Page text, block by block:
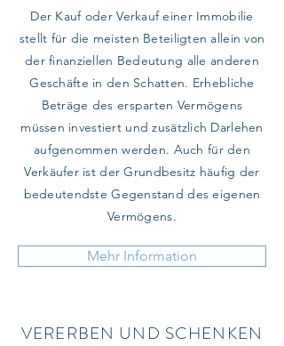
VERERBEN UND SCHENKEN
Der Kauf oder Verkauf einer Immobilie
stellt für die meisten Beteiligten allein von
der finanziellen Bedeutung alle anderen
Geschäfte in den Schatten. Erhebliche
Beträge des ersparten Vermögens
müssen investiert und zusätzlich Darlehen
aufgenommen werden. Auch für den
Verkäufer ist der Grundbesitz häufig der
bedeutendste Gegenstand des eigenen
Vermögens.
Mehr Information